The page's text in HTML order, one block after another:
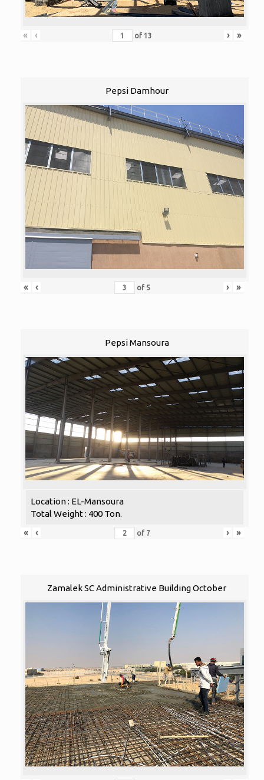
« ‹ of 13 › »
Pepsi Damhour
« ‹ of 5 › »
Pepsi Mansoura
Location : EL-Mansoura
Total Weight : 400 Ton.
«
‹ of 7 › »
Zamalek SC Administrative Building October